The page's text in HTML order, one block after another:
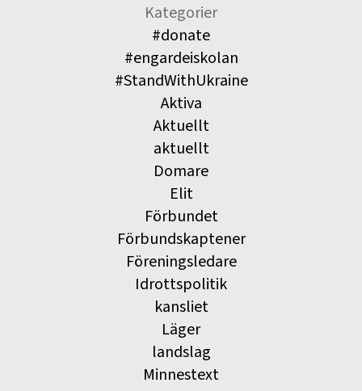
Kategorier
#donate
#engardeiskolan
#StandWithUkraine
Aktiva
Aktuellt
aktuellt
Domare
Elit
Förbundet
Förbundskaptener
Föreningsledare
Idrottspolitik
kansliet
Läger
landslag
Minnestext